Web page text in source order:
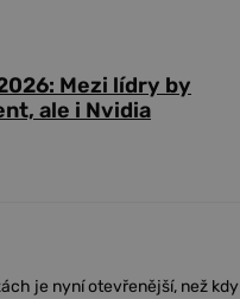
Mezi lídry by
ale i Nvidia
je nyní otevřenější, než kdy